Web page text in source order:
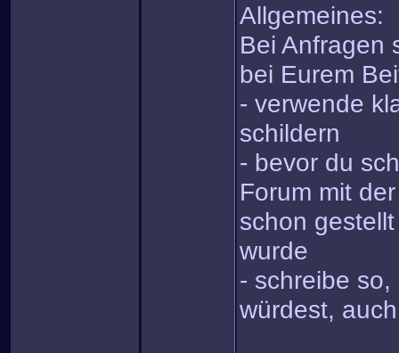
Allgemeines:
Bei Anfragen
bei Eurem
- verwende
schildern
- bevor du
Forum mit
schon
wurde
- schreibe
würdest,